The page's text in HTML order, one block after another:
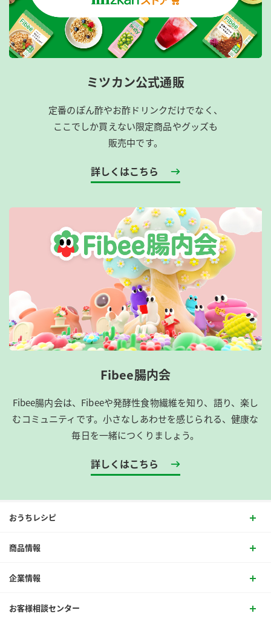
ミツカン公式通販
定番のぽん酢やお酢ドリンクだけでなく、
ここでしか買えない限定商品やグッズも
販売中です。
詳しくはこちら
Fibee腸内会
Fibee腸内会は、​Fibeeや発酵性食物繊維を知り、語り、楽し
むコミュニティです。​小さなしあわせを感じられる、健康な
毎日を一緒につくりましょう。
詳しくはこちら
おうちレシピ
商品情報
企業情報
お客様相談センター